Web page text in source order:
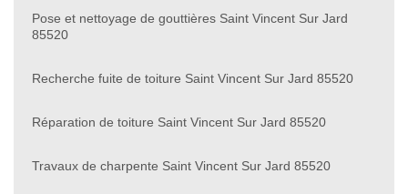
Pose et nettoyage de gouttières Saint Vincent Sur Jard
85520
Recherche fuite de toiture Saint Vincent Sur Jard 85520
Réparation de toiture Saint Vincent Sur Jard 85520
Travaux de charpente Saint Vincent Sur Jard 85520